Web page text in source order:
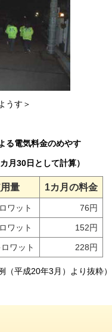
うす＞
る電気料金のめやす
月30日として計算）
量 1カ月の料金
ワット 76円
ワット 152円
ワット 228円
（平成20年3月）より抜粋）